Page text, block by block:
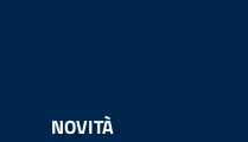
NOVITÀ